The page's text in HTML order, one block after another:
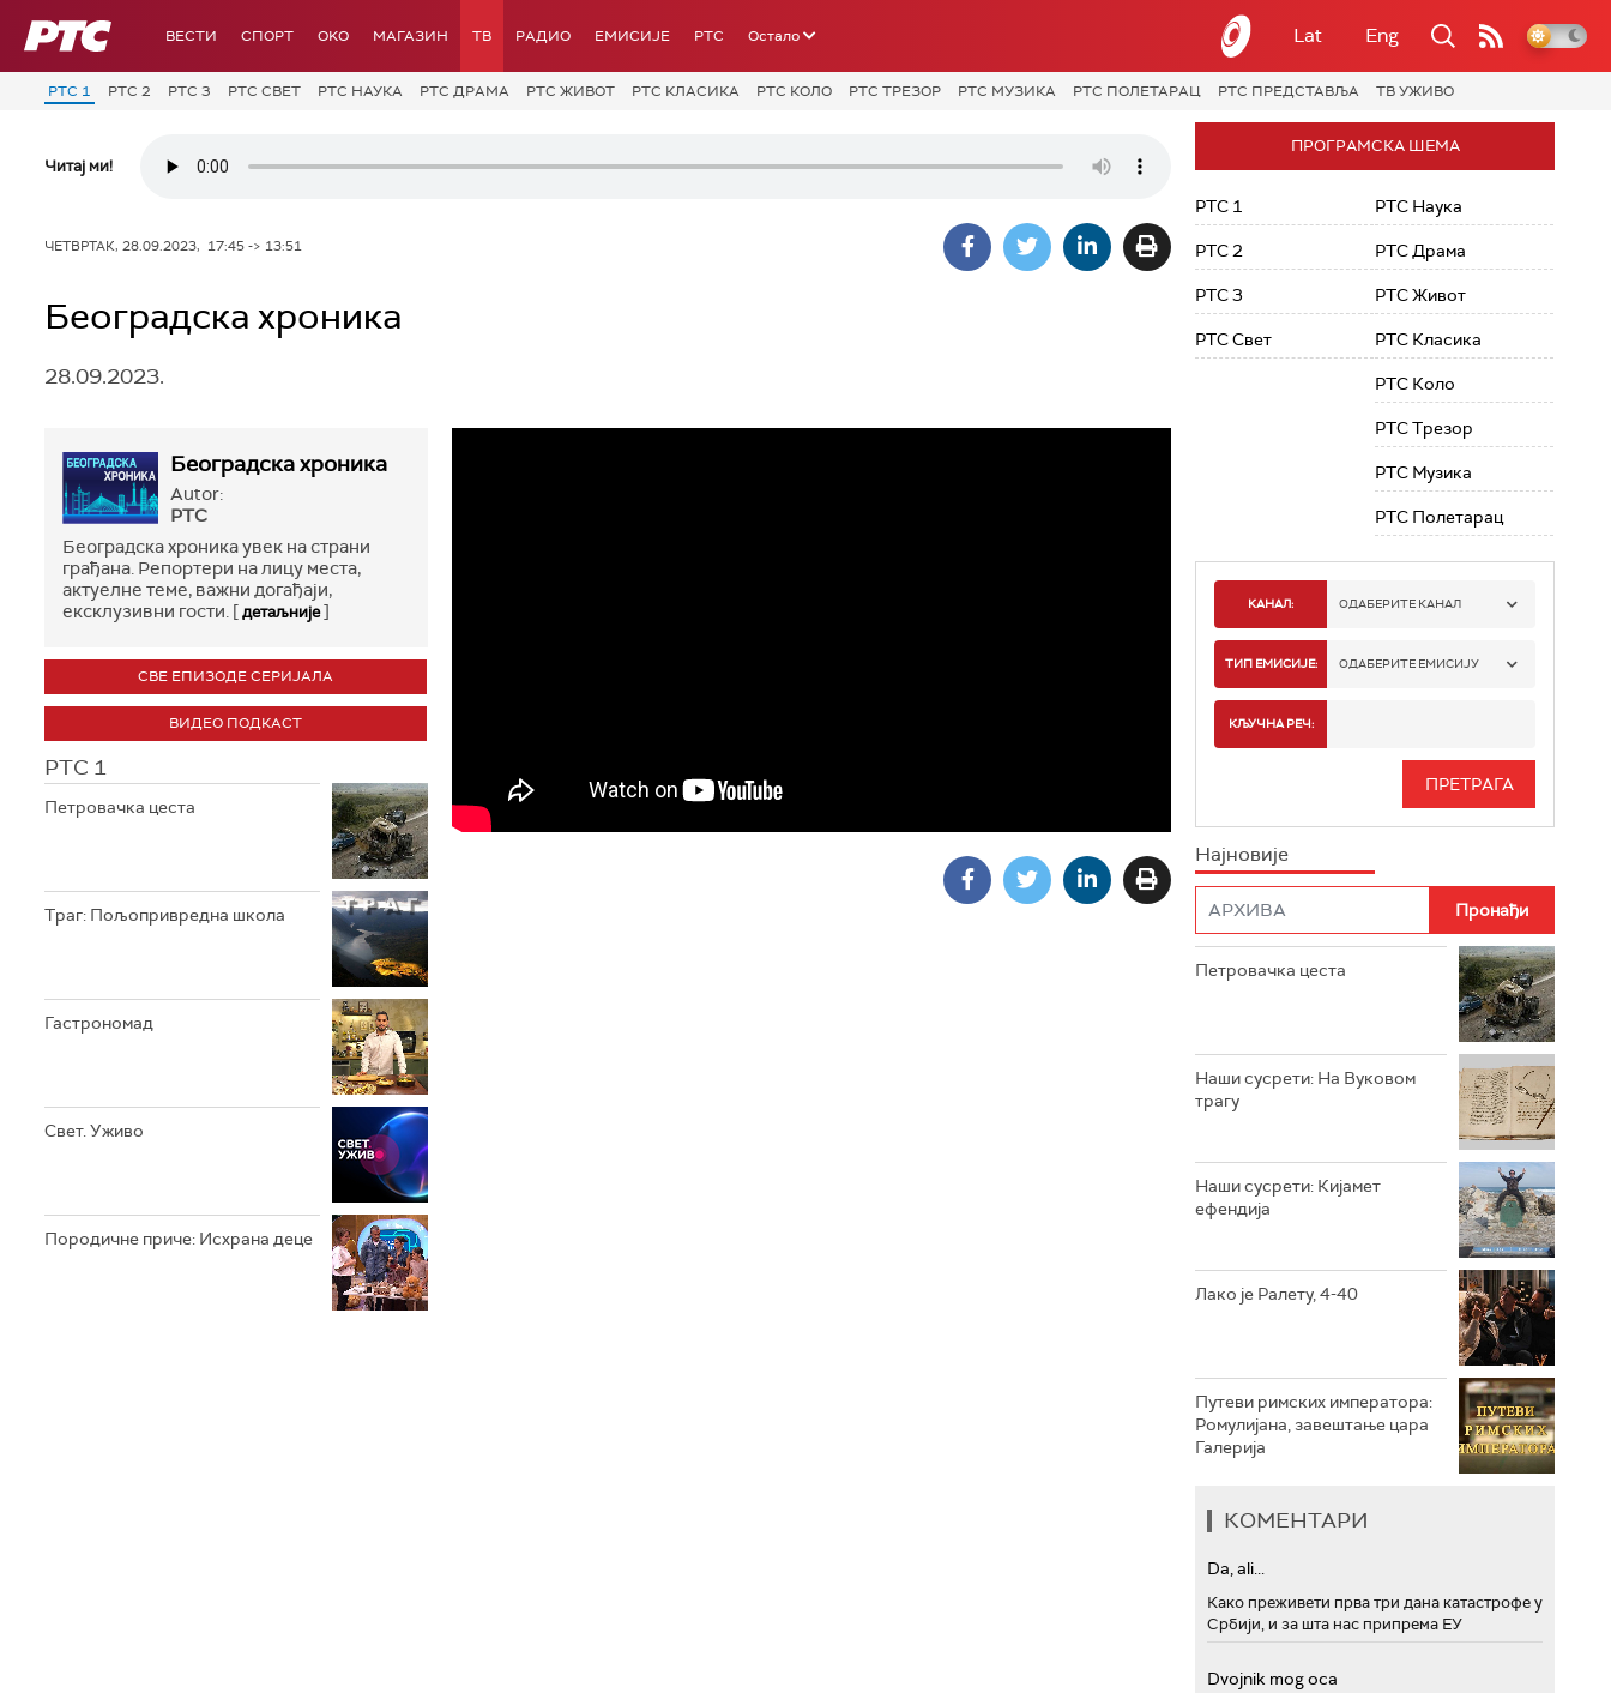
РТС ВЕСТИ СПОРТ OKO МАГАЗИН ТВ РАДИО ЕМИСИЈЕ РТС Остало Lat Eng
РТС 1 РТС 2 РТС 3 РТС СВЕТ РТС НАУКА РТС ДРАМА РТС ЖИВОТ РТС КЛАСИКА РТС КОЛО РТС ТРЕЗОР РТС МУЗИКА РТС ПОЛЕТАРАЦ РТС ПРЕДСТАВЉА ТВ УЖИВО
Читај ми!
ЧЕТВРТАК, 28.09.2023, 17:45 -> 13:51
Београдска хроника
28.09.2023.
Београдска хроника
Autor:
РТС
Београдска хроника увек на страни
грађана. Репортери на лицу места,
актуелне теме, важни догађаји,
ексклузивни гости. [детаљније]
СВЕ ЕПИЗОДЕ СЕРИЈАЛА
ВИДЕО ПОДКАСТ
РТС 1
Петровачка цеста
Траг: Пољопривредна школа
Гастрономад
Свет. Уживо
Породичне приче: Исхрана деце
ПРОГРАМСКА ШЕМА
РТС 1
РТС 2
РТС 3
РТС Свет
РТС Наука
РТС Драма
РТС Живот
РТС Класика
РТС Коло
РТС Трезор
РТС Музика
РТС Полетарац
КАНАЛ: ОДАБЕРИТЕ КАНАЛ
РТС 1
РТС 3
РТС КЛАСИКА
РТС ПОЛЕТАРАЦ
ТИП ЕМИСИЈЕ: ОДАБЕРИТЕ ЕМИСИЈУ
КЉУЧНА РЕЧ:
Најновије
Петровачка цеста
Наши сусрети: На Вуковом
трагу
Наши сусрети: Кијамет
ефендија
Лако је Ралету, 4-40
Путеви римских императора:
Ромулијана, завештање цара
Галерија
КОМЕНТАРИ
Da, ali...
Како преживети прва три дана катастрофе у
Србији, и за шта нас припрема ЕУ
Dvojnik mog oca